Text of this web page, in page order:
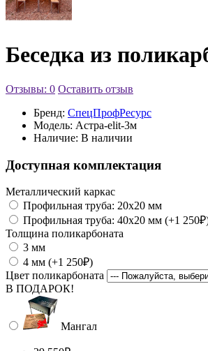
Беседка из
Отзывы: 0 Оставить отзыв
Бренд: СпецПрофРесурс
Модель: Астра-elit-3м
Наличие: В наличии
Доступная комплектация
Металлический каркас
Профильная труба: 20x20 мм
Профильная труба: 40x20 мм (+1
Толщина поликарбоната
3 мм
4 мм (+1 250₽)
Цвет поликарбоната
В ПОДАРОК!
Мангал